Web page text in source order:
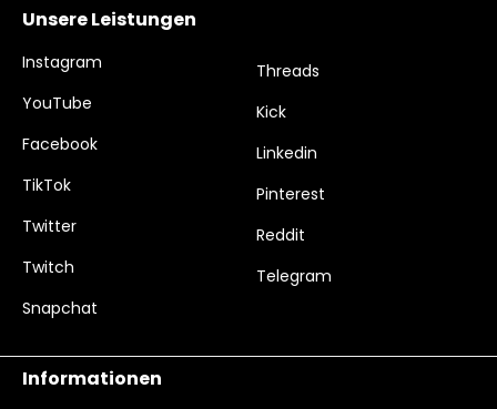
Unsere Leistungen
Instagram
YouTube
Facebook
TikTok
Twitter
Twitch
Snapchat
Threads
Kick
Linkedin
Pinterest
Reddit
Telegram
Informationen